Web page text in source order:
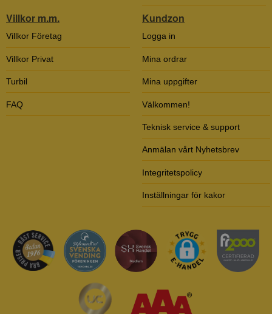
Villkor m.m.
Villkor Företag
Villkor Privat
Turbil
FAQ
Kundzon
Logga in
Mina ordrar
Mina uppgifter
Välkommen!
Teknisk service & support
Anmälan vårt Nyhetsbrev
Integritetspolicy
Inställningar för kakor